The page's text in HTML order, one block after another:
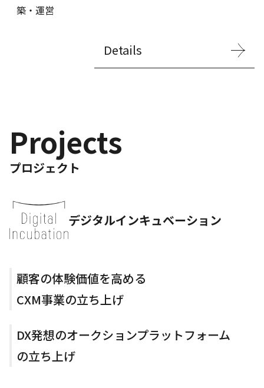
築・運営
Details
プロジェクト
Projects
デジタルインキュベーション
顧客の体験価値を高める
CXM事業の立ち上げ
DX発想のオークションプラットフォーム
の立ち上げ